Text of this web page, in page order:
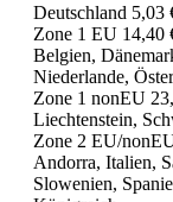
Deutschland 5,03
Zone 1 EU 14,40
Belgien,
Niederlande,
Zone 1 nonEU
Liechtenstein,
Zone 2 EU/
Andorra, Italien,
Slowenien,